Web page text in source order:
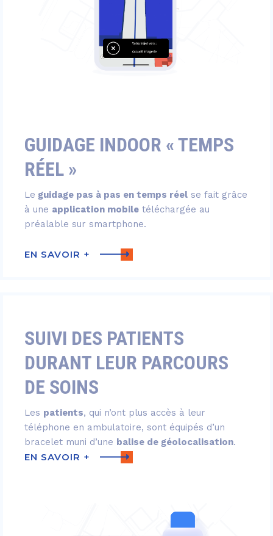
GUIDAGE INDOOR « TEMPS
RÉEL »
Le guidage pas à pas en temps réel se fait grâce
à une application mobile téléchargée au
préalable sur smartphone.
EN SAVOIR +
SUIVI DES PATIENTS
DURANT LEUR PARCOURS
DE SOINS
Les patients, qui n’ont plus accès à leur
téléphone en ambulatoire, sont équipés d’un
bracelet muni d’une balise de géolocalisation.
EN SAVOIR +